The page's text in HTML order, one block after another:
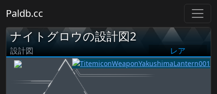
Paldb.cc
ナイトグロウの設計図2
設計図 レア